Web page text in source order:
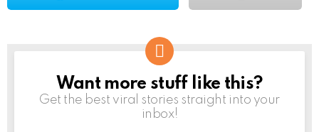
NEWSLETTER
Want more stuff like this?
Get the best viral stories straight into your
inbox!